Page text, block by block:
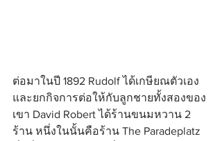
ต่อมาในปี 1892 Rudolf ได้เกษียณตัวเอง
และยกกิจการต่อให้กับลูกชายทั้งสองของ
เขา David Robert ได้ร้านขนมหวาน 2
ร้าน หนึ่งในนั้นคือร้าน The Paradeplatz